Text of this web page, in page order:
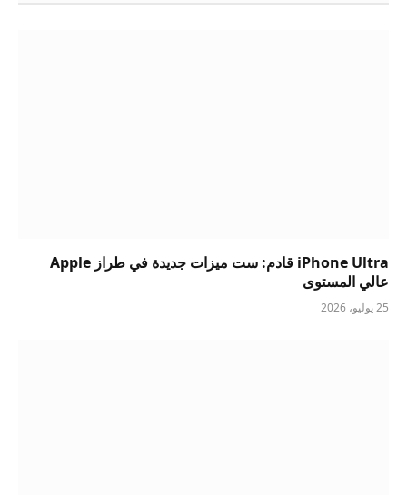
iPhone Ultra قادم: ست ميزات جديدة في طراز Apple
عالي المستوى
25 يوليو، 2026